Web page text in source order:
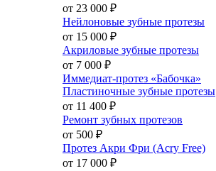
от 23 000 ₽
Нейлоновые зубные протезы
от 15 000 ₽
Акриловые зубные протезы
от 7 000 ₽
Иммедиат-протез «Бабочка»
Пластиночные зубные протезы
от 11 400 ₽
Ремонт зубных протезов
от 500 ₽
Протез Акри Фри (Acry Free)
от 17 000 ₽